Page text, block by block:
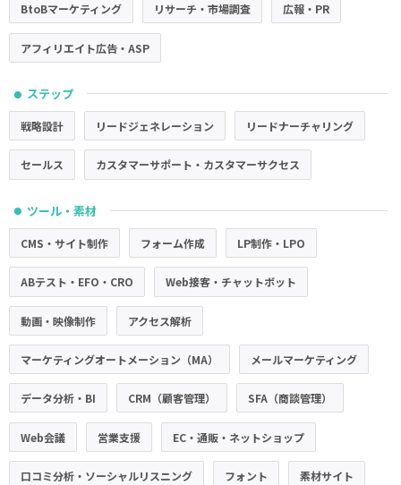
BtoBマーケティング リサーチ・市場調査 広報・PR
アフィリエイト広告・ASP
● ステップ
戦略設計 リードジェネレーション リードナーチャリング
セールス カスタマーサポート・カスタマーサクセス
● ツール・素材
CMS・サイト制作 フォーム作成 LP制作・LPO
ABテスト・EFO・CRO Web接客・チャットボット
動画・映像制作 アクセス解析
マーケティングオートメーション（MA） メールマーケティング
データ分析・BI CRM（顧客管理） SFA（商談管理）
Web会議 営業支援 EC・通販・ネットショップ
口コミ分析・ソーシャルリスニング フォント 素材サイト